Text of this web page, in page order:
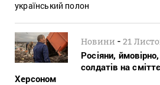
український полон
Новини -21
Росіяни,
солдатів на
Херсоном